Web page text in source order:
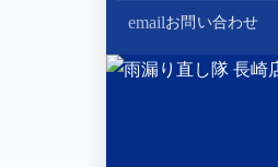
会社案内
スタッフ紹介
emailお問い合わせ